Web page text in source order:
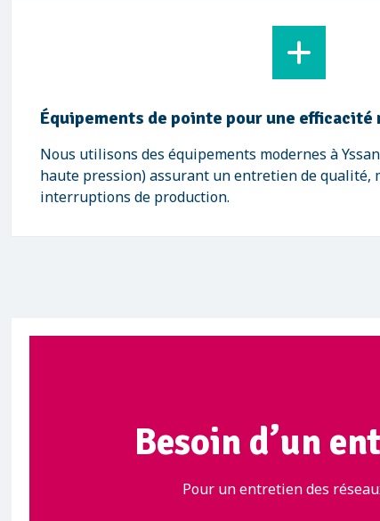
Équipements de pointe pour une efficacité
Nous utilisons des équipements modernes à
haute pression) assurant un entretien de qualité,
interruptions de production.
Besoin d’un
Pour un entretien des